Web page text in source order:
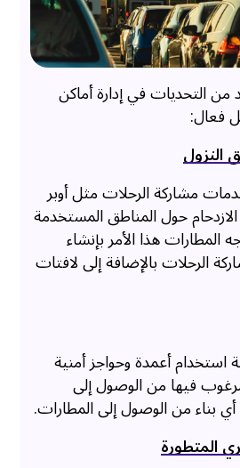
من التحديات في إدارة أماكن
فعال:
مشاركة الرحلات مثل أوبر
حول المناطق المستخدمة
المطارات هذا الأمر بإنشاء
الرحلات بالإضافة إلى لافتات
استخدام أعمدة وحواجز أمنية
فيها من الوصول إلى
بناء من الوصول إلى المطارات.